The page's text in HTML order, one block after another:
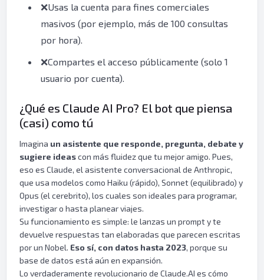
❌Usas la cuenta para fines comerciales
masivos (por ejemplo, más de 100 consultas
por hora).
❌Compartes el acceso públicamente (solo 1
usuario por cuenta).
¿Qué es Claude AI Pro? El bot que piensa
(casi) como tú
Imagina un asistente que responde, pregunta, debate y
sugiere ideascon más fluidez que tu mejor amigo. Pues,
eso es Claude, el asistente conversacional de Anthropic,
que usa modelos como Haiku (rápido), Sonnet (equilibrado) y
Opus (el cerebrito), los cuales son ideales para programar,
investigar o hasta planear viajes.
Su funcionamiento es simple: le lanzas un prompt y te
devuelve respuestas tan elaboradas que parecen escritas
por un Nobel. Eso sí, con datos hasta 2023, porque su
base de datos está aún en expansión.
Lo verdaderamente revolucionario de Claude.AI es cómo